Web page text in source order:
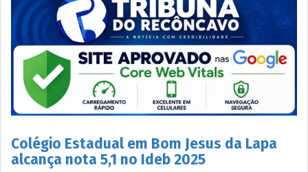
Colégio Estadual em Bom Jesus da Lapa
alcança nota 5,1 no Ideb 2025